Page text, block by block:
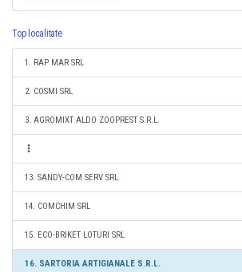
Top localitate
1. RAP MAR SRL
2. COSMI SRL
3. AGROMIXT ALDO ZOOPREST S.R.L.
13. SANDY-COM SERV SRL
14. COMCHIM SRL
15. ECO-BRIKET LOTURI SRL
16. SARTORIA ARTIGIANALE S.R.L.